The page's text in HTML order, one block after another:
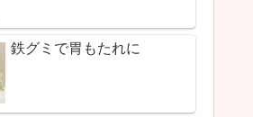
鉄グミで胃もたれに